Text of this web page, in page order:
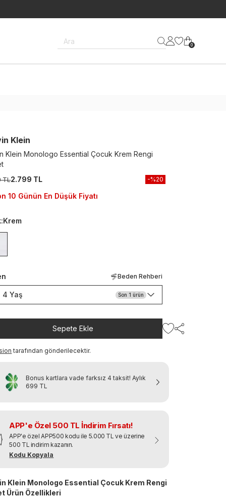
Ara 0
Klein
Klein Monologo Essential Çocuk Krem Rengi
TL2.799 TL -%20
10 Günün En Düşük Fiyatı
:Krem
Beden Rehberi
4 Yaş Son 1 ürün
Sepete Ekle
tarafından gönderilecektir.
Bonus kartlara vade farksız 4 taksit! Aylık
699 TL
APP'e Özel 500 TL İndirim Fırsatı!
APP'e özel APP500 kodu ile 5.000 TL ve üzerine
500 TL indirim kazanın.
Kodu Kopyala
Klein Monologo Essential Çocuk Krem Rengi
Ürün Özellikleri